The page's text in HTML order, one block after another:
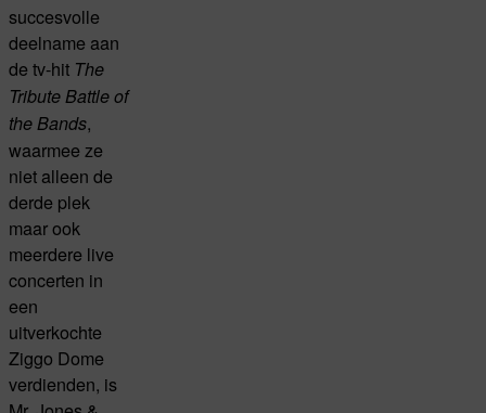
succesvolle
deelname aan
de tv-hit The
Tribute Battle of
the Bands,
waarmee ze
niet alleen de
derde plek
maar ook
meerdere live
concerten in
een
uitverkochte
Ziggo Dome
verdienden, is